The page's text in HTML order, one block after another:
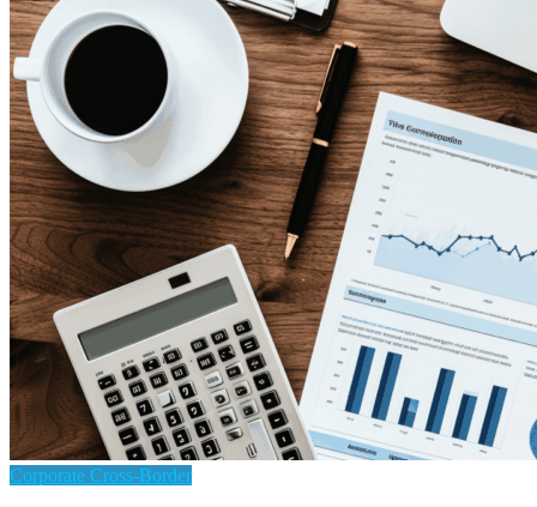
Corporate Cross-Border